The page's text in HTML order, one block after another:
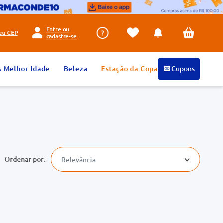
CEP
Entre ou
cadastre-se
Melhor Idade Beleza Estação da Copa Cupons
Relevância